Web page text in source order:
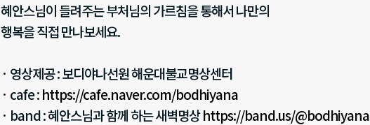
혜안스님이 들려주는 부처님의 가르침을 통해서 나만의
행복을 직접 만나보세요.
· 영상제공 : 보디야나선원 해운대불교명상센터
· cafe :https://cafe.naver.com/bodhiyana
· band : 혜안스님과 함께 하는 새벽명상https://band.us/@bodhiyana